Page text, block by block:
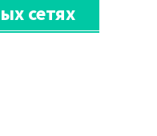
сетях